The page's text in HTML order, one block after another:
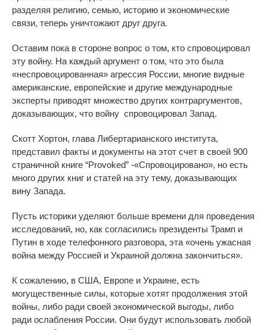
разделяя религию, семью, историю и экономические
связи, теперь уничтожают друг друга.
Оставим пока в стороне вопрос о том, кто спровоцировал
эту войну. На каждый аргумент о том, что это была
«неспровоцированная» агрессия России, многие видные
американские, европейские и другие международные
эксперты приводят множество других контраргументов,
доказывающих, что войну спровоцировал Запад.
Скотт Хортон, глава Либертарианского института,
представил факты и документы на этот счет в своей 900
страничной книге “Provoked” -«Спровоцировано», но есть
много других книг и статей на эту тему, доказывающих
вину Запада.
Пусть историки уделяют больше времени для проведения
исследований, но, как согласились президенты Трамп и
Путин в ходе телефонного разговора, эта «очень ужасная
война между Россией и Украиной должна закончиться».
К сожалению, в США, Европе и Украине, есть
могущественные силы, которые хотят продолжения этой
войны, либо ради своей экономической выгоды, либо
ради ослабления России. Они будут использовать любой